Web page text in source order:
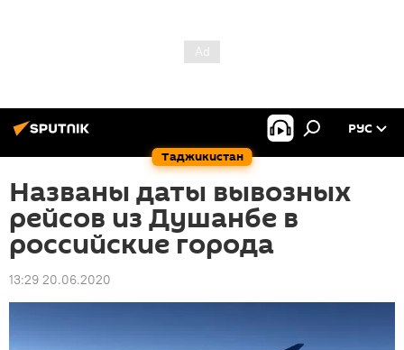
Таджикистан
РУС
Названы даты вывозных
рейсов из Душанбе в
российские города
13:29 20.06.2020